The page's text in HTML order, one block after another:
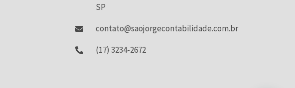
SP
contato@saojorgecontabilidade.com.br
(17) 3234-2672